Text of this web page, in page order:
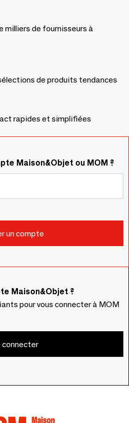
milliers de fournisseurs à
de produits tendances
rapides et simplifiées
Maison&Objet ou MOM ?
Maison&Objet ?
pour vous connecter à MOM
connecter